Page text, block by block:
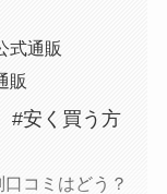
式通販
販
#安く買う方
コミはどう？